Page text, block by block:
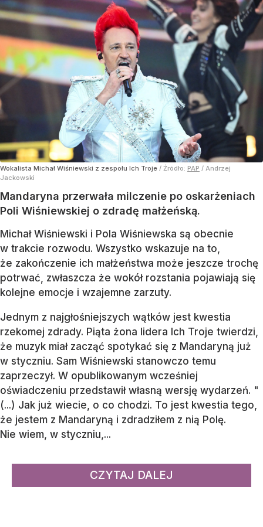
Wokalista Michał Wiśniewski z zespołu Ich Troje / Źródło: PAP / Andrzej
Jackowski
Mandaryna przerwała milczenie po oskarżeniach
Poli Wiśniewskiej o zdradę małżeńską.
Michał Wiśniewski i Pola Wiśniewska są obecnie
w trakcie rozwodu. Wszystko wskazuje na to,
że zakończenie ich małżeństwa może jeszcze trochę
potrwać, zwłaszcza że wokół rozstania pojawiają się
kolejne emocje i wzajemne zarzuty.
Jednym z najgłośniejszych wątków jest kwestia
rzekomej zdrady. Piąta żona lidera Ich Troje twierdzi,
że muzyk miał zacząć spotykać się z Mandaryną już
w styczniu. Sam Wiśniewski stanowczo temu
zaprzeczył. W opublikowanym wcześniej
oświadczeniu przedstawił własną wersję wydarzeń. "
(...) Jak już wiecie, o co chodzi. To jest kwestia tego,
że jestem z Mandaryną i zdradziłem z nią Polę.
Nie wiem, w styczniu,...
CZYTAJ DALEJ